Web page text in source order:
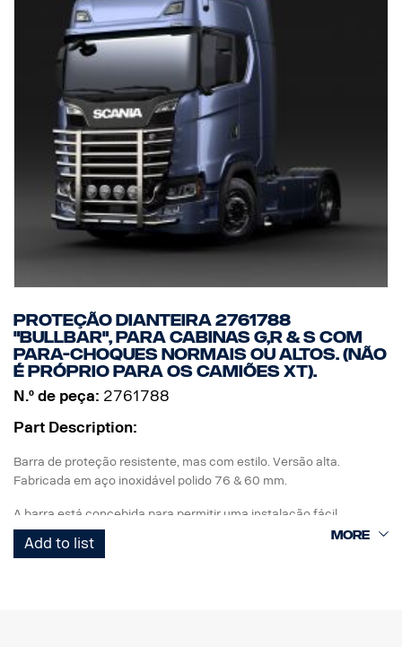
recomendamos para-choques com 0 mm de projeção, mas
também pode ser instalado com para-choques com 40 mm de
projeção.
Para cabinas P, recomendamos a versão baixa, peça número
3240794.
NÃO é própria para para-choques baixos ou para-choques em aço
"XT" com projeção.
Hardware de montagem, suporte de emblema, 8 suportes para
lâmpadas e instruções de montagem incluídas.
( Lâmpadas não estão incluídas )
Proteção dianteira 2761788
"Bullbar", para cabinas G,R & S com
para-choques normais ou altos. (Não
é próprio para os camiões XT).
N.º de peça: 2761788
Part Description:
Barra de proteção resistente, mas com estilo. Versão alta.
Fabricada em aço inoxidável polido 76 & 60 mm.
A barra está concebida para permitir uma instalação fácil,
facilidade de dobragem e acesso/utilização da barra de reboque
original, tal como as ponteiras dos tubos de escape inferiores são
Add to list